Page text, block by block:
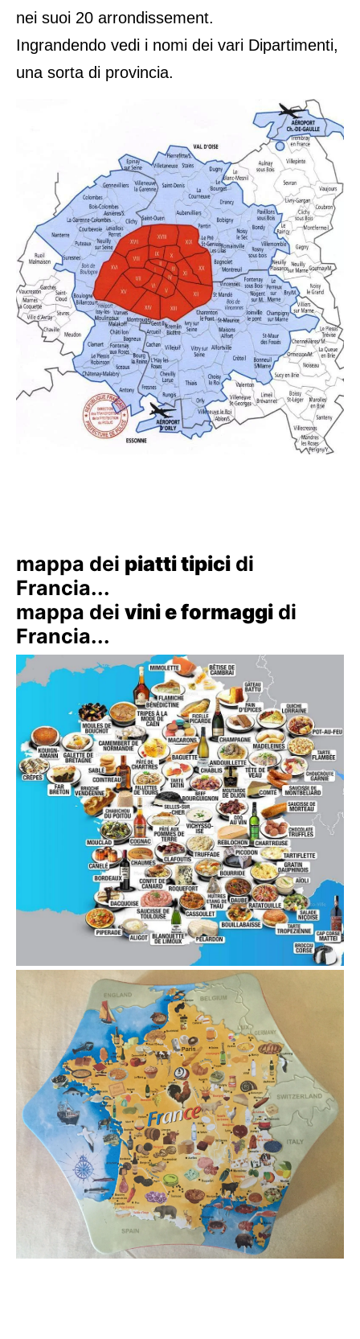
nei suoi 20 arrondissement.
Ingrandendo vedi i nomi dei vari Dipartimenti,
una sorta di provincia.
mappa dei piatti tipici di
Francia...
mappa dei vini e formaggi di
Francia...